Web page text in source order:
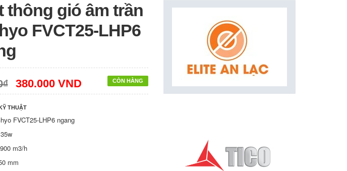
thông gió âm trần
FVCT25-LHP6
CÒN HÀNG
380.000 VND
THUẬT
FVCT25-LHP6 ngang
m3/h
mm